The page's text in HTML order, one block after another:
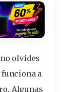
olvides
a
Algunas